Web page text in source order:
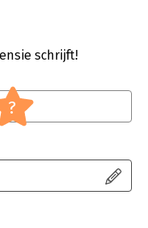
op het verkeerde
bijvoorbeeld door
Die kinderen
schrijft!
?